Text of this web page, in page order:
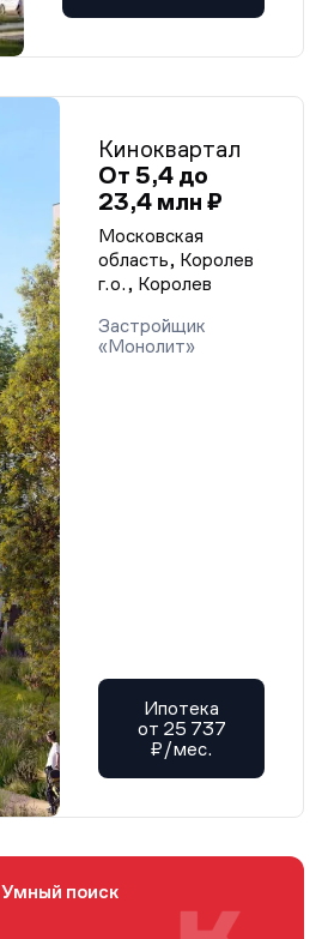
Киноквартал
От 5,4 до
23,4 млн ₽
Московская
область, Королев
г.о., Королев
Застройщик
«Монолит»
Ипотека
от 25 737
₽/мес.
Умный поиск